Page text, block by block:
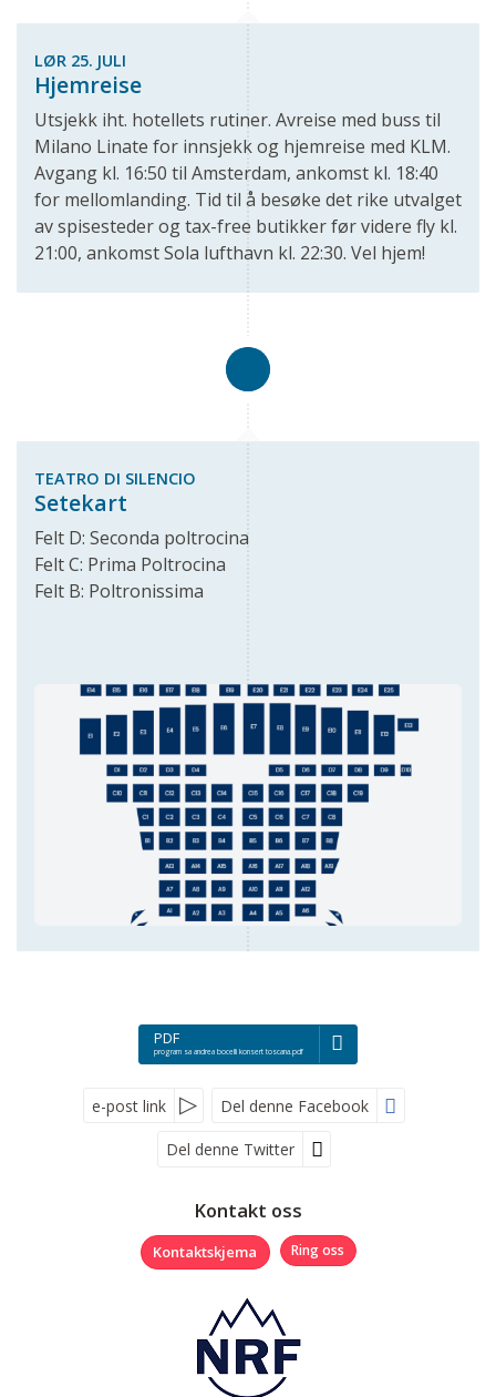
LØR 25. JULI
Hjemreise
Utsjekk iht. hotellets rutiner. Avreise med buss til
Milano Linate for innsjekk og hjemreise med KLM.
Avgang kl. 16:50 til Amsterdam, ankomst kl. 18:40
for mellomlanding. Tid til å besøke det rike utvalget
av spisesteder og tax-free butikker før videre fly kl.
21:00, ankomst Sola lufthavn kl. 22:30. Vel hjem!
TEATRO DI SILENCIO
Setekart
Felt D: Seconda poltrocina
Felt C: Prima Poltrocina
Felt B: Poltronissima
PDF
program sa andrea bocelli konsert toscana.pdf
e-post link Del denne Facebook
Del denne Twitter
Følg oss på
Kontakt oss
Kontaktskjema Ring oss
Nyhetsbrev